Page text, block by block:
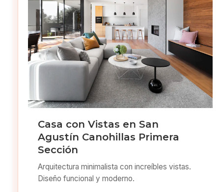
Casa con Vistas en San
Agustín Canohillas Primera
Sección
Arquitectura minimalista con increíbles vistas.
Diseño funcional y moderno.